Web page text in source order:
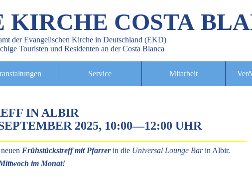
KIRCHE COSTA
der Evangelischen Kirche in Deutschland (EKD)
Touristen und Residenten an der Costa Blanca
Service Mitarbeit
IN ALBIR
2025, 10:00—12:00 UHR
Frühstückstreff mit Pfarrerin die Universal Lounge Barin Albir.
im Monat!